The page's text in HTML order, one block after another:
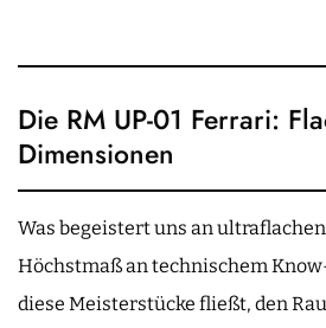
Die RM UP-01 Ferrari:
Dimensionen
Was begeistert uns an
Höchstmaß an technischem
diese Meisterstücke fließt, den